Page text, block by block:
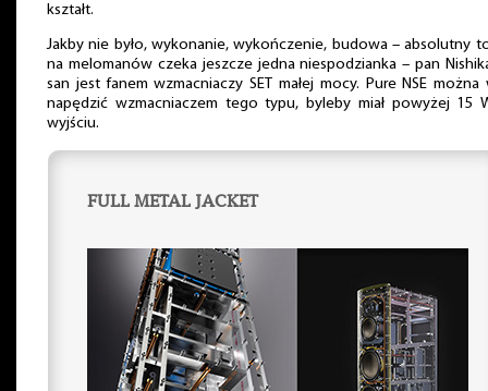
kształt.
Jakby nie było, wykonanie, wykończenie, budowa – absolutny
na melomanów czeka jeszcze jedna niespodzianka – pan
san jest fanem wzmacniaczy SET małej mocy. Pure NSE można
napędzić wzmacniaczem tego typu, byleby miał powyżej 15
wyjściu.
FULL METAL JACKET